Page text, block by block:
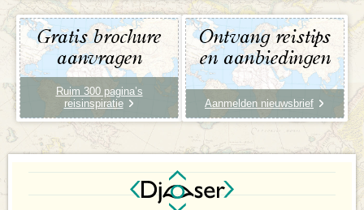
Gratis brochure
aanvragen
Ruim 300 pagina’s
reisinspiratie
Ontvang reistips
en aanbiedingen
Aanmelden nieuwsbrief